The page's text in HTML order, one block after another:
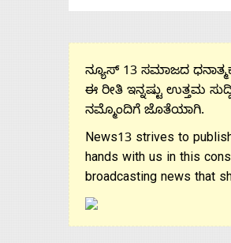
ನ್ಯೂಸ್ 13 ಸಮಾಜದ
ಈ ರೀತಿ ಇನ್ನಷ್ಟು ಉತ್ತಮ
ನಮ್ಮೊಂದಿಗೆ ಜೊತೆಯಾಗಿ.
News13 strives to
hands with us in this
broadcasting news that